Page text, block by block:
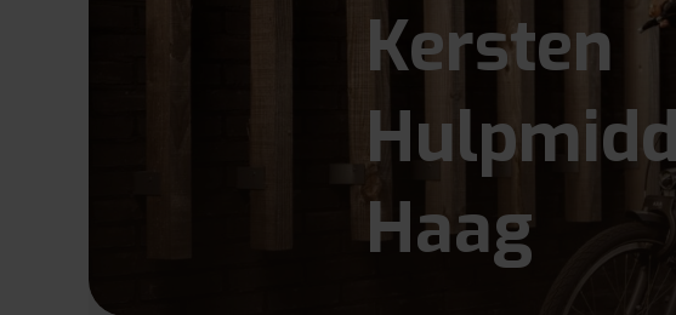
Kersten
Haag